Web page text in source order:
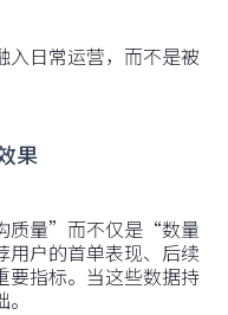
入日常运营，而不是被
果
质量”而不仅是“数量
户的首单表现、后续
要指标。当这些数据持